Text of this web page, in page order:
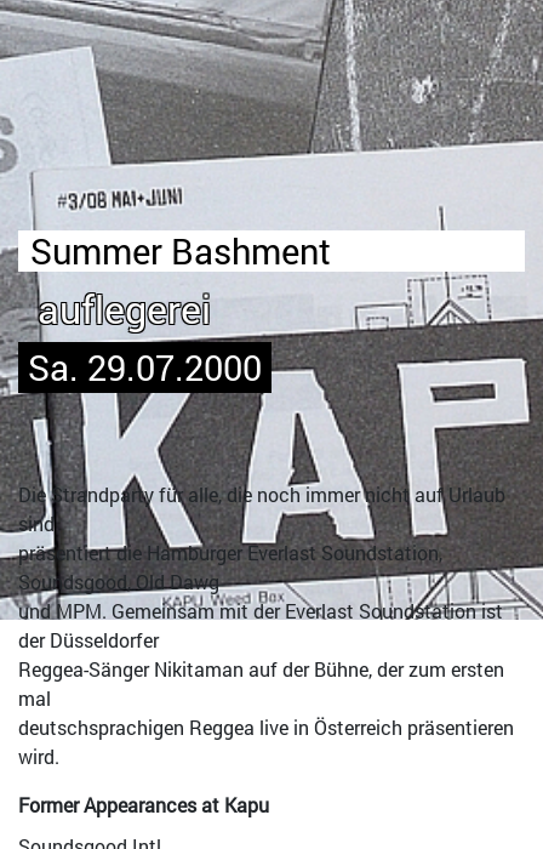
Summer Bashment
auflegerei
Sa. 29.07.2000
Die Strandparty für alle, die noch immer nicht auf Urlaub
sind
präsentiert die Hamburger Everlast Soundstation,
Soundsgood, Old Dawg
und MPM. Gemeinsam mit der Everlast Soundstation ist
der Düsseldorfer
Reggea-Sänger Nikitaman auf der Bühne, der zum ersten
mal
deutschsprachigen Reggea live in Österreich präsentieren
wird.
Former Appearances at Kapu